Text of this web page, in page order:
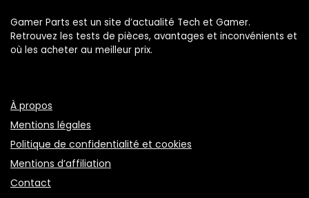
Gamer Parts est un site d’actualité Tech et Gamer.
Retrouvez les tests de pièces, avantages et inconvénients et
où les acheter au meilleur prix.
À propos
Mentions légales
Politique de confidentialité et cookies
Mentions d’affiliation
Contact